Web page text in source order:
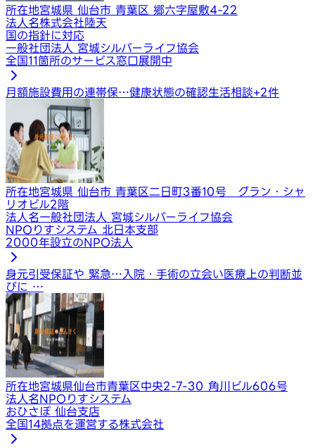
所在地宮城県 仙台市 青葉区 郷六字屋敷4-22
法人名株式会社陸天
国の指針に対応
一般社団法人 宮城シルバーライフ協会
全国11箇所のサービス窓口展開中
月額施設費用の連帯保…健康状態の確認生活相談+2件
所在地宮城県 仙台市 青葉区二日町3番10号 グラン・シャ
リオビル2階
法人名一般社団法人 宮城シルバーライフ協会
NPOりすシステム 北日本支部
2000年設立のNPO法人
身元引受保証や 緊急… 入院・手術の立会い医療上の判断並
びに …
所在地宮城県仙台市青葉区中央2-7-30 角川ビル606号
法人名NPOりすシステム
おひさぽ 仙台支店
全国14拠点を運営する株式会社